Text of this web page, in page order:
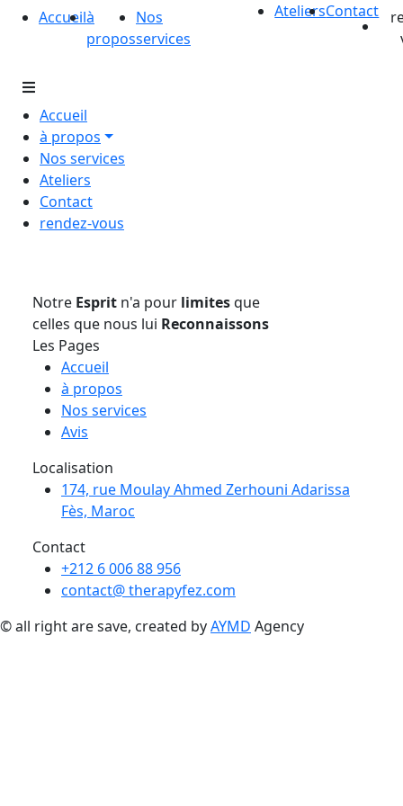
Nos
services
à
propos
Accueil AteliersContact
Accueil
à propos
Nos services
Ateliers
Contact
rendez-vous
Notre Esprit n'a pour limitesque
celles que nous lui Reconnaissons
Les Pages
Accueil
à propos
Nos services
Avis
Localisation
174, rue Moulay Ahmed Zerhouni Adarissa
Fès, Maroc
Contact
+212 6 006 88 956
contact@ therapyfez.com
© all right are save, created byAYMD Agency